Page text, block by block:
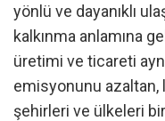
yönlü ve dayanıklı
kalkınma anlamına
üretimi ve ticareti
emisyonunu
şehirleri ve ülkeleri